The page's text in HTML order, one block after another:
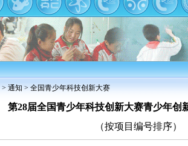
> 通知 > 全国青少年科技创新大赛
第28届全国青少年科技创新大赛青少年创
（按项目编号排序）